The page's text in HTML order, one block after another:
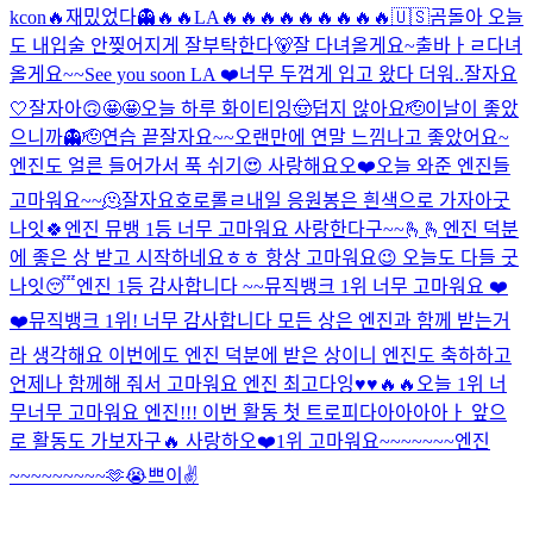
kcon🔥재밌었다👻 🔥🔥LA🔥🔥🔥🔥🔥🔥🔥🔥🔥🇺🇸곰돌아 오늘
도 내입술 안찢어지게 잘부탁한다🐻잘 다녀올게요~출바ㅏㄹ다녀
올게요~~See you soon LA ❤️너무 두껍게 입고 왔다 더워..잘자요
🤍잘자아🙃🤩🤩오늘 하루 화이티잉🤠덥지 않아요🫡이날이 좋았
으니까👻🫡연습 끝잘자요~~오랜만에 연말 느낌나고 좋았어요~
엔진도 얼른 들어가서 푹 쉬기😍 사랑해요오❤️오늘 와준 엔진들
고마워요~~🫠잘자요호로롤ㄹ내일 응원봉은 흰색으로 가자아굿
나잇🍀 엔진 뮤뱅 1등 너무 고마워요 사랑한다구~~🫰🫰 엔진 덕분
에 좋은 상 받고 시작하네요ㅎㅎ 항상 고마워요😉 오늘도 다들 굿
나잇😴엔진 1등 감사합니다 ~~뮤직뱅크 1위 너무 고마워요 ❤️
❤️뮤직뱅크 1위! 너무 감사합니다 모든 상은 엔진과 함께 받는거
라 생각해요 이번에도 엔진 덕분에 받은 상이니 엔진도 축하하고
언제나 함께해 줘서 고마워요 엔진 최고다잉♥️♥️🔥🔥 오늘 1위 너
무너무 고마워요 엔진!!! 이번 활동 첫 트로피다아아아아ㅏ 앞으
로 활동도 가보자구🔥 사랑하오❤️1위 고마워요~~~~~~~엔진
~~~~~~~~~🫶😭쁘이✌️